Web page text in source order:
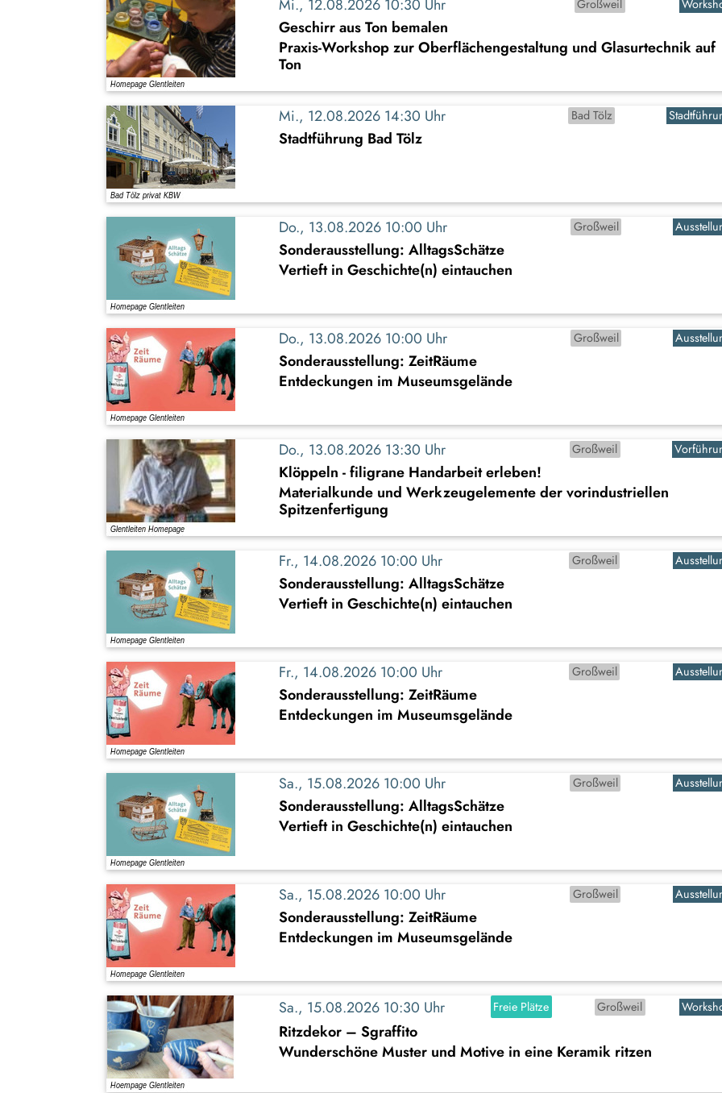
Mi., 12.08.2026 10:30 Uhr Großweil
Geschirr aus Ton bemalen
Praxis-Workshop zur Oberflächengestaltung und Glasurtechnik auf
Ton
Mi., 12.08.2026 14:30 Uhr Bad Tölz
Stadtführung Bad Tölz
Do., 13.08.2026 10:00 Uhr Großweil
Sonderausstellung: AlltagsSchätze
Vertieft in Geschichte(n) eintauchen
Do., 13.08.2026 10:00 Uhr Großweil
Sonderausstellung: ZeitRäume
Entdeckungen im Museumsgelände
Do., 13.08.2026 13:30 Uhr Großweil
Klöppeln - filigrane Handarbeit erleben!
Materialkunde und Werkzeugelemente der vorindustriellen
Spitzenfertigung
Fr., 14.08.2026 10:00 Uhr Großweil
Sonderausstellung: AlltagsSchätze
Vertieft in Geschichte(n) eintauchen
Fr., 14.08.2026 10:00 Uhr Großweil
Sonderausstellung: ZeitRäume
Entdeckungen im Museumsgelände
Sa., 15.08.2026 10:00 Uhr Großweil
Sonderausstellung: AlltagsSchätze
Vertieft in Geschichte(n) eintauchen
Sa., 15.08.2026 10:00 Uhr Großweil
Sonderausstellung: ZeitRäume
Entdeckungen im Museumsgelände
Sa., 15.08.2026 10:30 Uhr Freie Plätze Großweil
Ritzdekor – Sgraffito
Wunderschöne Muster und Motive in eine Keramik ritzen